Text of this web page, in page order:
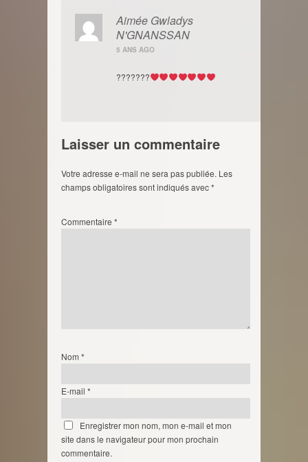
Aimée Gwladys
N'GNANSSAN
5 ANS AGO
???????
Laisser un commentaire
Votre adresse e-mail ne sera pas publiée. Les
champs obligatoires sont indiqués avec*
Commentaire *
Nom *
E-mail *
Enregistrer mon nom, mon e-mail et mon
site dans le navigateur pour mon prochain
commentaire.